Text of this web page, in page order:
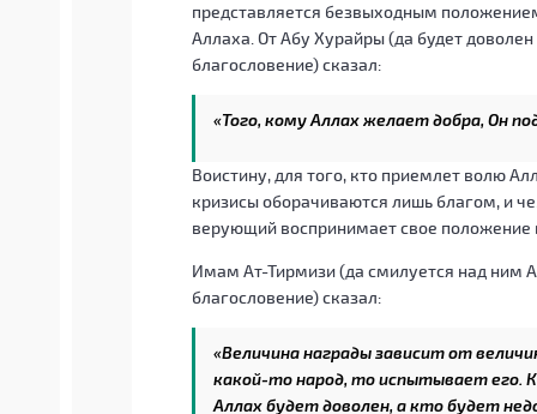
представляется безвыходным
Аллаха. От Абу Хурайры (да будет
благословение) сказал:
«Того, кому Аллах желает добра, Он
Воистину, для того, кто приемлет волю
кризисы оборачиваются лишь благом, и
верующий воспринимает свое положение
Имам Ат-Тирмизи (да смилуется над ним
благословение) сказал:
«Величина награды зависит от
какой-то народ, то испытывает его.
Аллах будет доволен, а кто будет